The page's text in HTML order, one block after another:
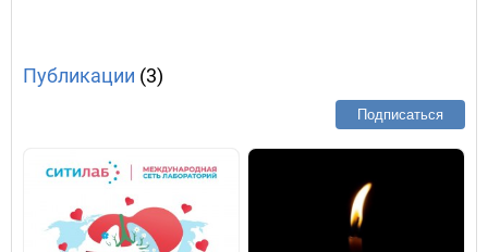
Публикации (3)
Подписаться